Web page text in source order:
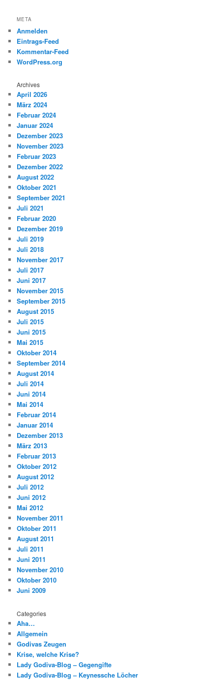
META
Anmelden
Eintrags-Feed
Kommentar-Feed
WordPress.org
Archives
April 2026
März 2024
Februar 2024
Januar 2024
Dezember 2023
November 2023
Februar 2023
Dezember 2022
August 2022
Oktober 2021
September 2021
Juli 2021
Februar 2020
Dezember 2019
Juli 2019
Juli 2018
November 2017
Juli 2017
Juni 2017
November 2015
September 2015
August 2015
Juli 2015
Juni 2015
Mai 2015
Oktober 2014
September 2014
August 2014
Juli 2014
Juni 2014
Mai 2014
Februar 2014
Januar 2014
Dezember 2013
März 2013
Februar 2013
Oktober 2012
August 2012
Juli 2012
Juni 2012
Mai 2012
November 2011
Oktober 2011
August 2011
Juli 2011
Juni 2011
November 2010
Oktober 2010
Juni 2009
Categories
Aha…
Allgemein
Godivas Zeugen
Krise, welche Krise?
Lady Godiva-Blog – Gegengifte
Lady Godiva-Blog – Keynessche Löcher